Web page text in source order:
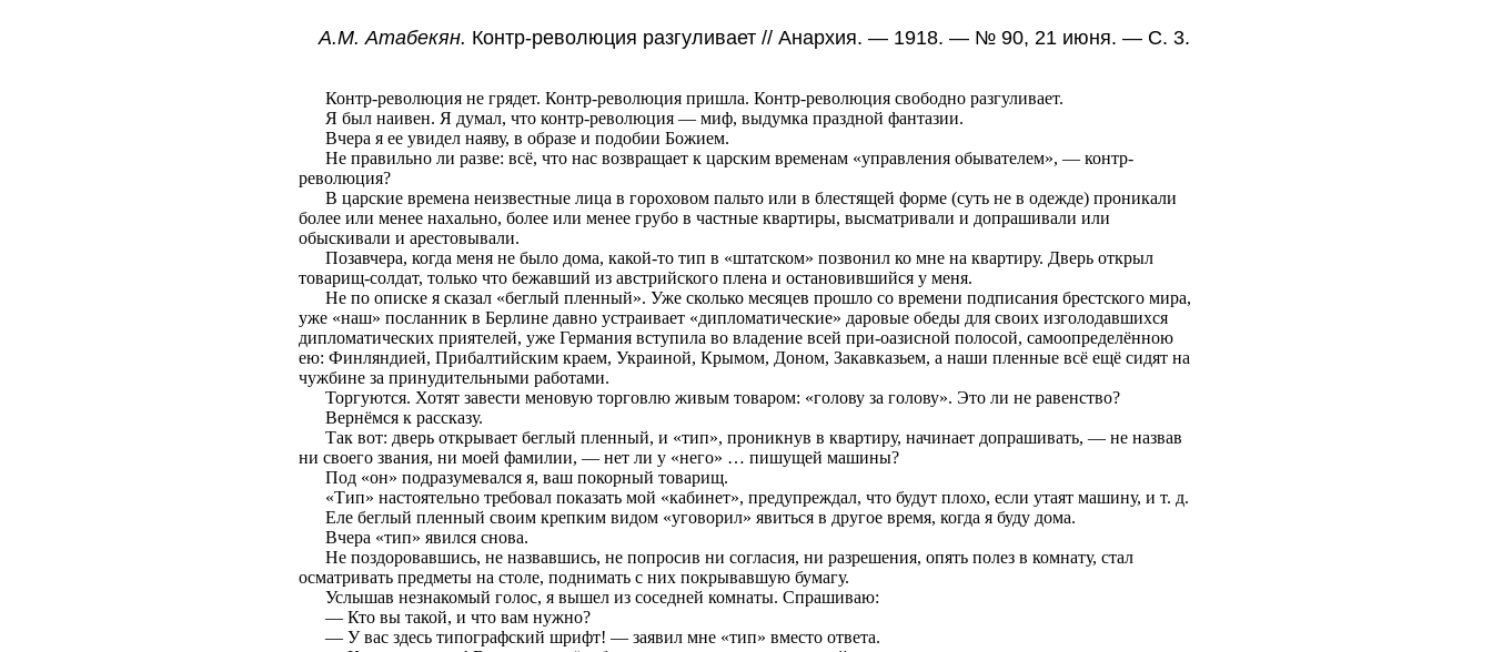
А.М. Атабекян. Контр-революция разгуливает // Анархия. — 1918. — № 90, 21 июня. — С. 3.
Контр-революция не грядет. Контр-революция пришла. Контр-революция свободно разгуливает.
Я был наивен. Я думал, что контр-революция — миф, выдумка праздной фантазии.
Вчера я ее увидел наяву, в образе и подобии Божием.
Не правильно ли разве: всё, что нас возвращает к царским временам «управления обывателем», — контр-
революция?
В царские времена неизвестные лица в гороховом пальто или в блестящей форме (суть не в одежде) проникали
более или менее нахально, более или менее грубо в частные квартиры, высматривали и допрашивали или
обыскивали и арестовывали.
Позавчера, когда меня не было дома, какой-то тип в «штатском» позвонил ко мне на квартиру. Дверь открыл
товарищ-солдат, только что бежавший из австрийского плена и остановившийся у меня.
Не по описке я сказал «беглый пленный». Уже сколько месяцев прошло со времени подписания брестского мира,
уже «наш» посланник в Берлине давно устраивает «дипломатические» даровые обеды для своих изголодавшихся
дипломатических приятелей, уже Германия вступила во владение всей при-оазисной полосой, самоопределённою
ею: Финляндией, Прибалтийским краем, Украиной, Крымом, Доном, Закавказьем, а наши пленные всё ещё сидят на
чужбине за принудительными работами.
Торгуются. Хотят завести меновую торговлю живым товаром: «голову за голову». Это ли не равенство?
Вернёмся к рассказу.
Так вот: дверь открывает беглый пленный, и «тип», проникнув в квартиру, начинает допрашивать, — не назвав
ни своего звания, ни моей фамилии, — нет ли у «него» … пишущей машины?
Под «он» подразумевался я, ваш покорный товарищ.
«Тип» настоятельно требовал показать мой «кабинет», предупреждал, что будут плохо, если утаят машину, и т. д.
Еле беглый пленный своим крепким видом «уговорил» явиться в другое время, когда я буду дома.
Вчера «тип» явился снова.
Не поздоровавшись, не назвавшись, не попросив ни согласия, ни разрешения, опять полез в комнату, стал
осматривать предметы на столе, поднимать с них покрывавшую бумагу.
Услышав незнакомый голос, я вышел из соседней комнаты. Спрашиваю:
— Кто вы такой, и что вам нужно?
— У вас здесь типографский шрифт! — заявил мне «тип» вместо ответа.